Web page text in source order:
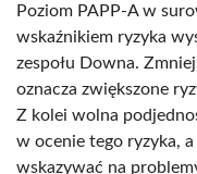
Poziom PAPP-A w
wskaźnikiem ryzyka
zespołu Downa.
oznacza zwiększone
Z kolei wolna
w ocenie tego ryzyka,
wskazywać na